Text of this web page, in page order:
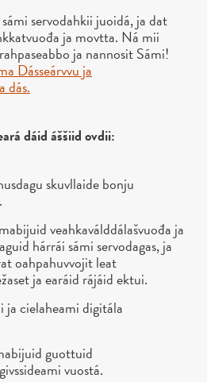
servodahkii juoidá, ja dat
ja movtta. Ná mii
ja nannosit Sámi!
Dásseárvvu ja
dás.
dáid áššiid ovdii:
skuvllaide bonju
veahkaválddálašvuođa ja
hárrái sámi servodagas, ja
oahpahuvvojit leat
ja earáid rájáid ektui.
ja cielaheami digitála
guottuid
vuostá.